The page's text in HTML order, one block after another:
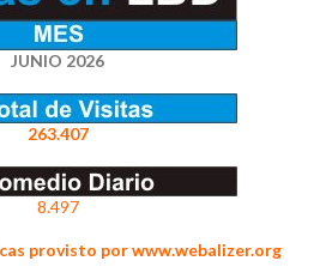
JUNIO 2026
263.407
8.497
provisto por www.webalizer.org